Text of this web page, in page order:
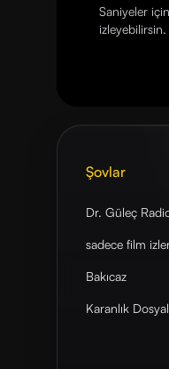
Saniyeler
izleyebilirsin.
Şovlar
Dr. Güleç
sadece film
Bakıcaz
Karanlık